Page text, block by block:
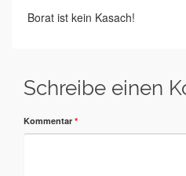
Borat ist kein Kasach!
Schreibe einen
Kommentar *